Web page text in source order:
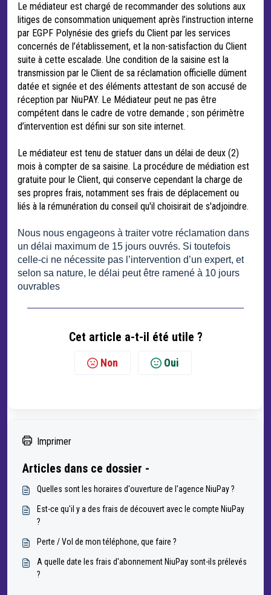
Le médiateur est chargé de recommander des solutions aux
litiges de consommation uniquement après l’instruction interne
par EGPF Polynésie des griefs du Client par les services
concernés de l’établissement, et la non-satisfaction du Client
suite à cette escalade. Une condition de la saisine est la
transmission par le Client de sa réclamation officielle dûment
datée et signée et des éléments attestant de son accusé de
réception par NiuPAY. Le Médiateur peut ne pas être
compétent dans le cadre de votre demande ; son périmètre
d’intervention est défini sur son site internet.
Le médiateur est tenu de statuer dans un délai de deux (2)
mois à compter de sa saisine. La procédure de médiation est
gratuite pour le Client, qui conserve cependant la charge de
ses propres frais, notamment ses frais de déplacement ou
liés à la rémunération du conseil qu'il choisirait de s'adjoindre.
Nous nous engageons à traiter votre réclamation dans
un délai maximum de 15 jours ouvrés. Si toutefois
celle-ci ne nécessite pas l’intervention d’un expert, et
selon sa nature, le délai peut être ramené à 10 jours
ouvrables
Cet article a-t-il été utile ?
Non Oui
Imprimer
Articles dans ce dossier -
Quelles sont les horaires d'ouverture de l'agence NiuPay ?
Est-ce qu'il y a des frais de découvert avec le compte NiuPay
?
Perte / Vol de mon téléphone, que faire ?
A quelle date les frais d'abonnement NiuPay sont-ils prélevés
?